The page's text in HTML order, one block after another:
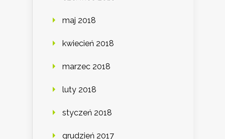
maj 2018
kwiecień 2018
marzec 2018
luty 2018
styczeń 2018
grudzień 2017